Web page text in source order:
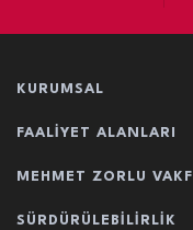
KURUMSAL
FAALIYET ALANLARI
MEHMET ZORLU VAKFI
SÜRDÜRÜLEBILIRLIK